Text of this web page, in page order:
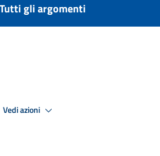
Tutti gli argomenti
Vedi azioni